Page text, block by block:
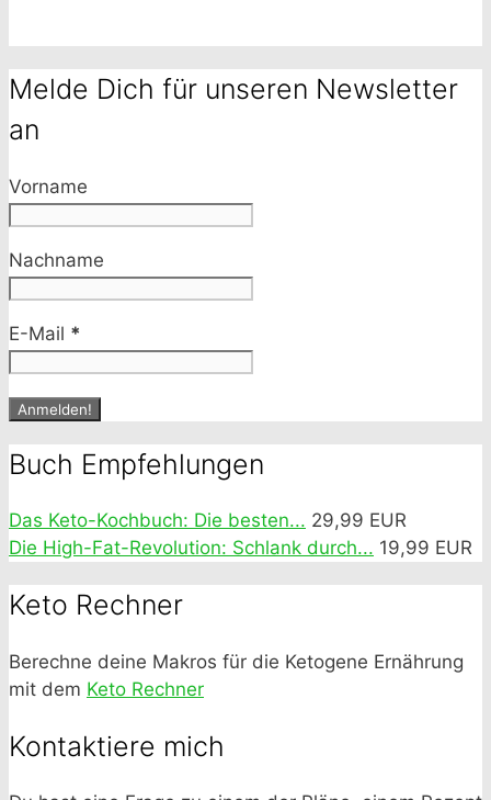
Melde Dich für unseren Newsletter
an
Vorname
Nachname
E-Mail *
Buch Empfehlungen
Das Keto-Kochbuch: Die besten... 29,99 EUR
Die High-Fat-Revolution: Schlank durch... 19,99 EUR
Keto Rechner
Berechne deine Makros für die Ketogene Ernährung
mit dem Keto Rechner
Kontaktiere mich